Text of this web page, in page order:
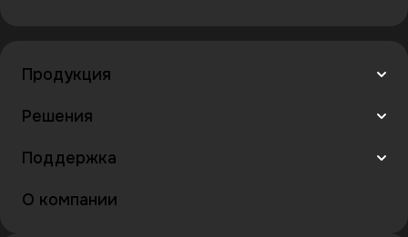
Продукция
Решения
Поддержка
О компании